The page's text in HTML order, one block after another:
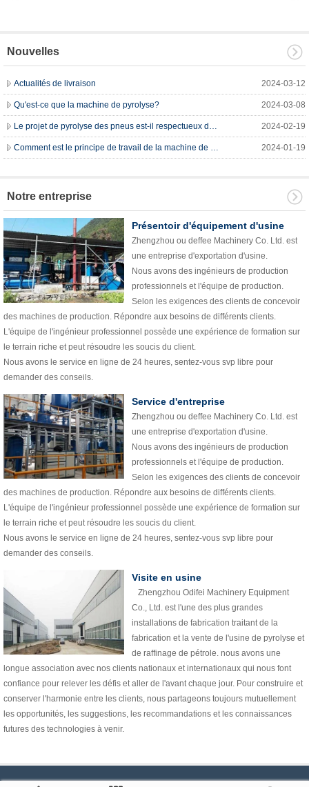
Nouvelles
Actualités de livraison 2024-03-12
Qu'est-ce que la machine de pyrolyse? 2024-03-08
2024-02-19
2024-01-19
Notre entreprise
Présentoir d'équipement d'usine
Zhengzhou ou deffee Machinery Co. Ltd. est
une entreprise d'exportation d'usine.
Nous avons des ingénieurs de production
professionnels et l'équipe de production.
Selon les exigences des clients de concevoir
des machines de production. Répondre aux besoins de différents clients.
L'équipe de l'ingénieur professionnel possède une expérience de formation sur
le terrain riche et peut résoudre les soucis du client.
Nous avons le service en ligne de 24 heures, sentez-vous svp libre pour
demander des conseils.
Service d'entreprise
Zhengzhou ou deffee Machinery Co. Ltd. est
une entreprise d'exportation d'usine.
Nous avons des ingénieurs de production
professionnels et l'équipe de production.
Selon les exigences des clients de concevoir
des machines de production. Répondre aux besoins de différents clients.
L'équipe de l'ingénieur professionnel possède une expérience de formation sur
le terrain riche et peut résoudre les soucis du client.
Nous avons le service en ligne de 24 heures, sentez-vous svp libre pour
demander des conseils.
Visite en usine
Zhengzhou Odifei Machinery Equipment
Co., Ltd. est l'une des plus grandes
installations de fabrication traitant de la
fabrication et la vente de l'usine de pyrolyse et
de raffinage de pétrole. nous avons une
longue association avec nos clients nationaux et internationaux qui nous font
confiance pour relever les défis et aller de l'avant chaque jour. Pour construire et
conserver l'harmonie entre les clients, nous partageons toujours mutuellement
les opportunités, les suggestions, les recommandations et les connaissances
futures des technologies à venir.